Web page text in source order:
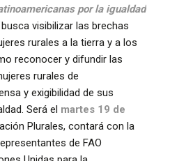
por la igualdad
visibilizar las brechas
rurales a la tierra y a los
reconocer y difundir las
rurales de
y exigibilidad de sus
Será el martes 19 de
Plurales, contará con la
de FAO